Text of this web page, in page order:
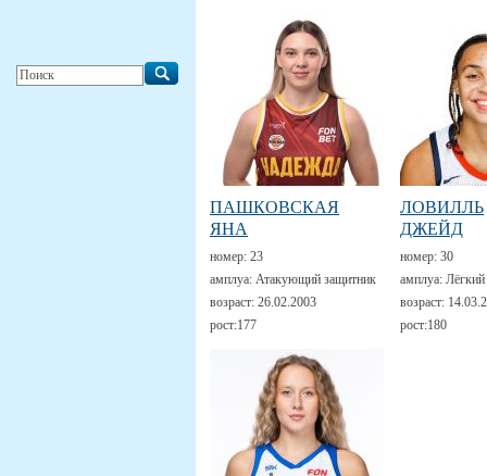
ПАШКОВСКАЯ
ЯНА
номер: 23
амплуа: Атакующий защитник
возраст: 26.02.2003
рост:177
ЛОВИЛЛЬ
ДЖЕЙД
номер: 30
амплуа:
возраст:
рост:180